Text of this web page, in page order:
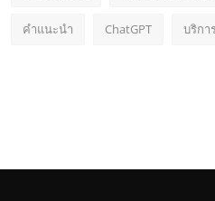
คำแนะนำ ChatGPT บริกา